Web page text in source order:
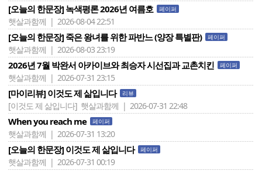
[오늘의 한문장] 녹색평론 2026년 여름호 페이퍼
햇살과함께 | 2026-08-04 22:51
[오늘의 한문장] 죽은 왕녀를 위한 파반느 (양장 특별판) 페이퍼
햇살과함께 | 2026-08-03 23:19
2026년 7월 박완서 아카이브와 최승자 시선집과 교촌치킨 페이퍼
햇살과함께 | 2026-07-31 23:15
[마이리뷰] 이것도 제 삶입니다 리뷰
[이것도 제 삶입니다] 햇살과함께 | 2026-07-31 22:48
When you reach me 페이퍼
햇살과함께 | 2026-07-31 13:20
[오늘의 한문장] 이것도 제 삶입니다 페이퍼
햇살과함께 | 2026-07-31 00:19